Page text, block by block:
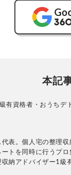
本記
有資格者・おうちデ
代表。個人宅の整理収
トを同時に行うプ
納アドバイザー1級